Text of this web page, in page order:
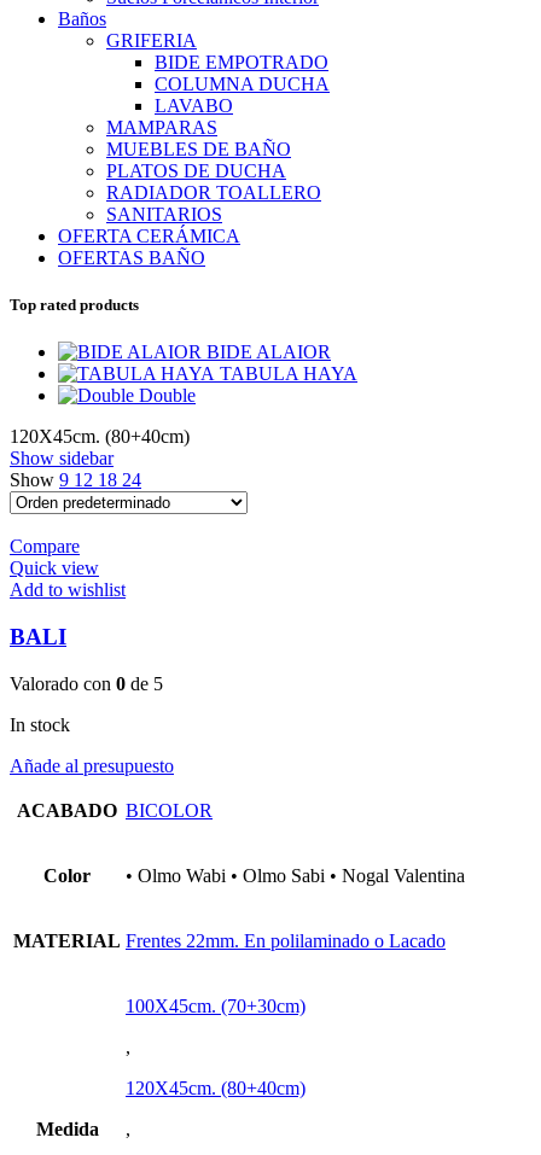
Baños
GRIFERIA
BIDE EMPOTRADO
COLUMNA DUCHA
LAVABO
MAMPARAS
MUEBLES DE BAÑO
PLATOS DE DUCHA
RADIADOR TOALLERO
SANITARIOS
OFERTA CERÁMICA
OFERTAS BAÑO
Top rated products
BIDE ALAIOR
TABULA HAYA
Double
120X45cm. (80+40cm)
Show sidebar
Show 9 12 18 24
Compare
Quick view
Add to wishlist
BALI
Valorado con 0 de 5
In stock
Añade al presupuesto
ACABADO BICOLOR
Color • Olmo Wabi • Olmo Sabi • Nogal Valentina
MATERIAL Frentes 22mm. En polilaminado o Lacado
Medida
100X45cm. (70+30cm)
,
120X45cm. (80+40cm)
,